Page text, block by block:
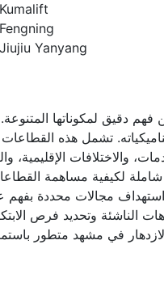
Kumalift
Fengning
Jiujiu Yanyang
دقيق لمكوناتها
تشمل هذه
والاختلافات الإقليمية،
لكيفية مساهمة
مجالات محددة بفهم
الناشئة وتحديد فرص
في مشهد متطور